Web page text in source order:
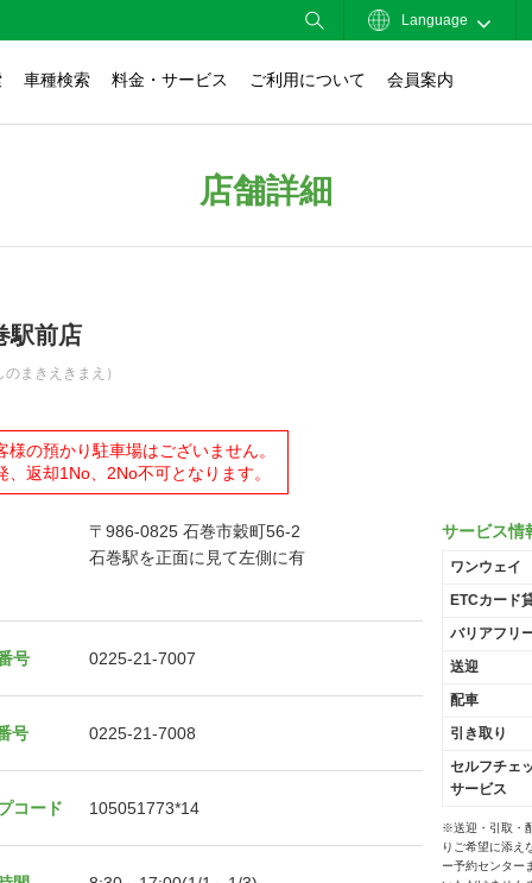
Language
車種検索 料金・サービス ご利用について 会員案内
店舗詳細
駅前店
のまきえきまえ）
様の預かり駐車場はございません。
、返却1No、2No不可となります。
〒986-0825 石巻市穀町56-2
石巻駅を正面に見て左側に有
号 0225-21-7007
号 0225-21-7008
コード 105051773*14
サービス情
ワンウェイ
ETCカード
バリアフリ
送迎
配車
引き取り
セルフチェ
サービス
※送迎・引取・
りご希望に添え
ー予約センター